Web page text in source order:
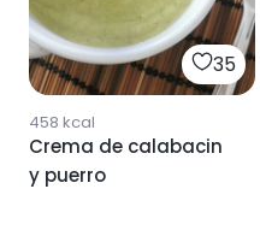
35
458 kcal
Crema de calabacin
y puerro